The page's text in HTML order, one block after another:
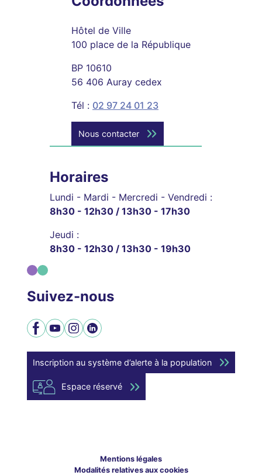
Hôtel de Ville
100 place de la République
BP 10610
56 406 Auray cedex
Tél : 02 97 24 01 23
Nous contacter
Horaires
Lundi - Mardi - Mercredi - Vendredi :
8h30 - 12h30 / 13h30 - 17h30
Jeudi :
8h30 - 12h30 / 13h30 - 19h30
Suivez-nous
Facebook
YouTubeInstagram
LinkedIn
Inscription au système d’alerte à la population
Espace réservé
Mentions légales
Modalités relatives aux cookies